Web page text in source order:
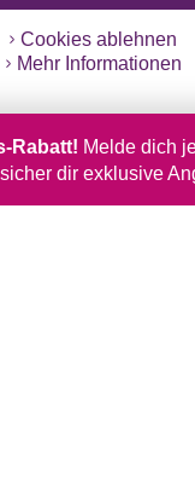
Cookies ablehnen
Mehr Informationen
Rabatt! Melde dich
dir exklusive